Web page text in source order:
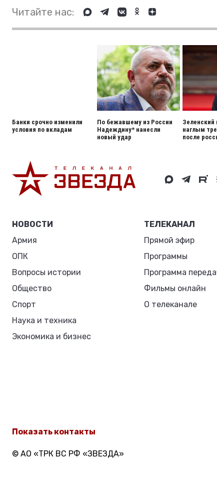
Читайте нас:
Банки срочно изменили
условия по вкладам
По бежавшему из России
Надеждину* нанесли
новый удар
Зеленский
наглым
после
НОВОСТИ
Армия
ОПК
Вопросы истории
Общество
Спорт
Наука и техника
Экономика и бизнес
ТЕЛЕКАНАЛ
Прямой эфир
Программы
Программа
Фильмы онлайн
О телеканале
Показать контакты
© АО «ТРК ВС РФ «ЗВЕЗДА»